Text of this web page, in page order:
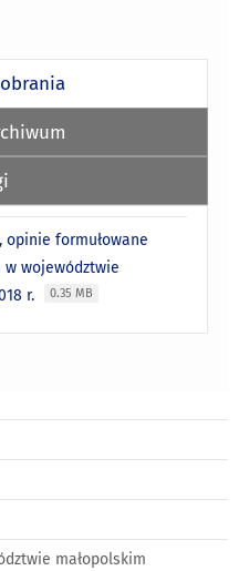
opinie formułowane
w województwie
r.
0.35 MB
małopolskim